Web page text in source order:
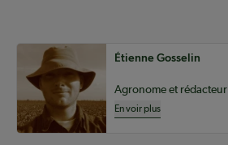
Auteurs de contenu
Étienne Gosselin
Agronome et rédacteur
En voir plus